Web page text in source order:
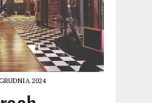
2024